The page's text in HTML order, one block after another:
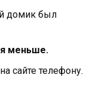
домик был
меньше.
сайте телефону.